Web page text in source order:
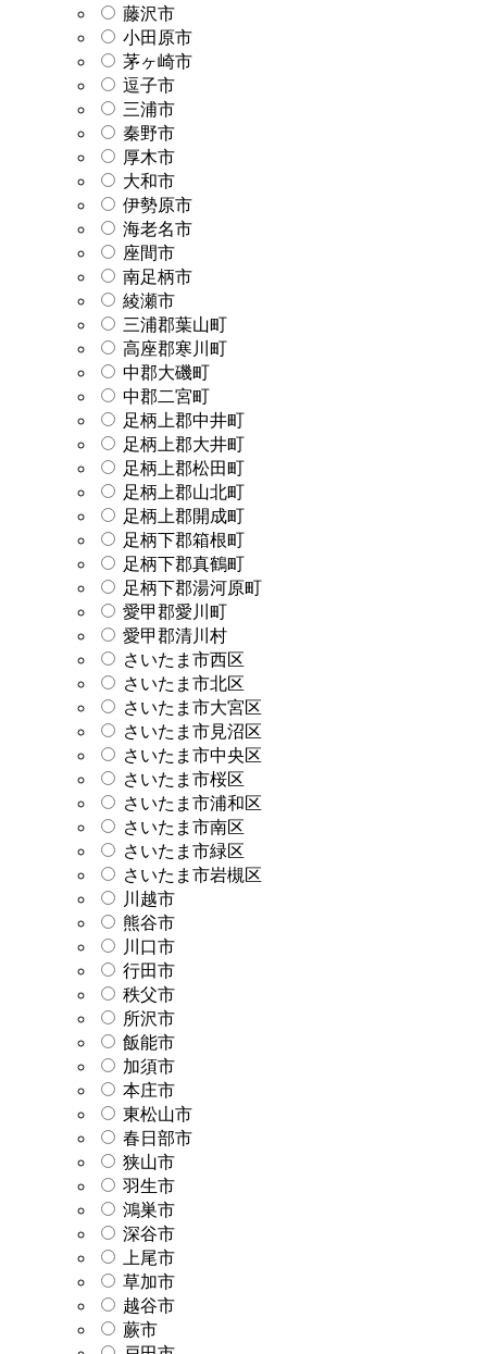
藤沢市
小田原市
茅ヶ崎市
逗子市
三浦市
秦野市
厚木市
大和市
伊勢原市
海老名市
座間市
南足柄市
綾瀬市
三浦郡葉山町
高座郡寒川町
中郡大磯町
中郡二宮町
足柄上郡中井町
足柄上郡大井町
足柄上郡松田町
足柄上郡山北町
足柄上郡開成町
足柄下郡箱根町
足柄下郡真鶴町
足柄下郡湯河原町
愛甲郡愛川町
愛甲郡清川村
さいたま市西区
さいたま市北区
さいたま市大宮区
さいたま市見沼区
さいたま市中央区
さいたま市桜区
さいたま市浦和区
さいたま市南区
さいたま市緑区
さいたま市岩槻区
川越市
熊谷市
川口市
行田市
秩父市
所沢市
飯能市
加須市
本庄市
東松山市
春日部市
狭山市
羽生市
鴻巣市
深谷市
上尾市
草加市
越谷市
蕨市